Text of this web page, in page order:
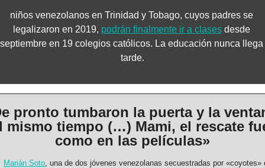
niños venezolanos en Trinidad y Tobago, cuyos padres se
legalizaron en 2019, podrán finalmente ir a clases desde
septiembre en 19 colegios católicos. La educación nunca llega
tarde.
pronto tumbaron la puerta y la
mismo tiempo (…) Mami, el rescate
como en las películas»
Marián Soto , una de dos jóvenes venezolanas secuestradas por «coyotes»